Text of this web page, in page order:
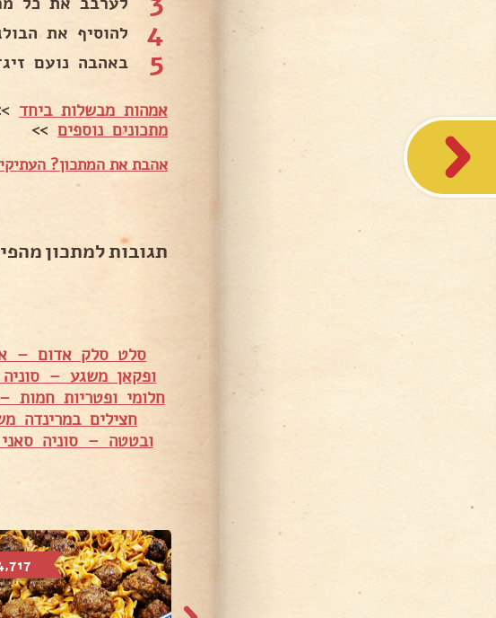
4 להוסיף את
5 באהבה נועם
אמהות מבשלות ביחד
מתכונים נוספים>>
אהבת את המתכון?
תגובות למתכון
סלט סלק אדום –
ופקאן משגע –
חלומי ופטריות חמות
חצילים במרינדה
ובטטה – סוניה
4,717